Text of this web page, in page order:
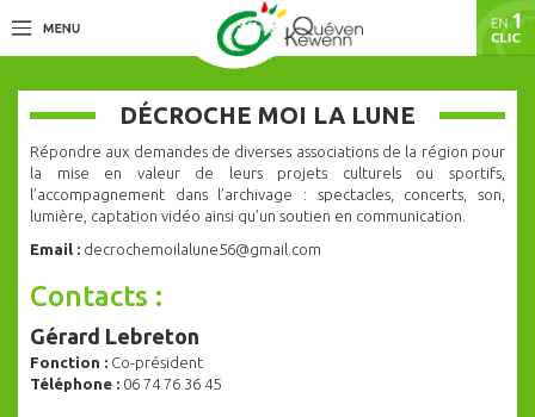
DÉCROCHE MOI LA LUNE
Répondre aux demandes de diverses associations de la région pour
la mise en valeur de leurs projets culturels ou sportifs,
l’accompagnement dans l’archivage : spectacles, concerts, son,
lumière, captation vidéo ainsi qu’un soutien en communication.
Email : decrochemoilalune56@gmail.com
Contacts :
Gérard Lebreton
Fonction : Co-président
Téléphone : 06 74 76 36 45